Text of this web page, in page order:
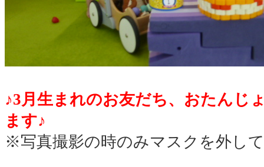
♪3月生まれのお友だち、おたんじ
ます♪
※写真撮影の時のみマスクを外し